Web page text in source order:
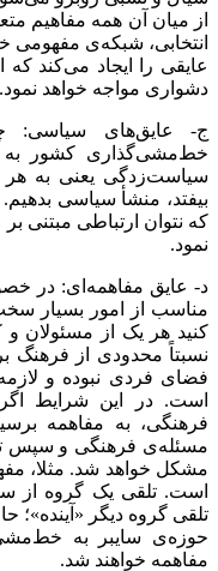
از میان آن همه مفاهیم
انتخابی، شبکه‌ی
عایقی را ایجاد می‌کند که
دشواری مواجه خواهد نمود.
ج- عایق‌های سیاسی:
خط‌مشی‌گذاری کشور به
سیاست‌زدگی یعنی به هر
بیفتد، منشأ سیاسی
که نتوان ارتباطی مبتنی
نمود.
د- عایق مفاهمه‌ای: در
مناسب از امور بسیار
کنید هر یک از مسئولان و
نسبتاً محدودی از فرهنگ
فضای فردی نبوده و
است. در این شرایط
فرهنگی، به مفاهمه
مسئله‌ی فرهنگی و سپس
مشکل خواهد شد. مثلا،
است. تلقی یک گروه از
تلقی گروه دیگر
حوزه‌ی سایبر به
مفاهمه خواهند شد.